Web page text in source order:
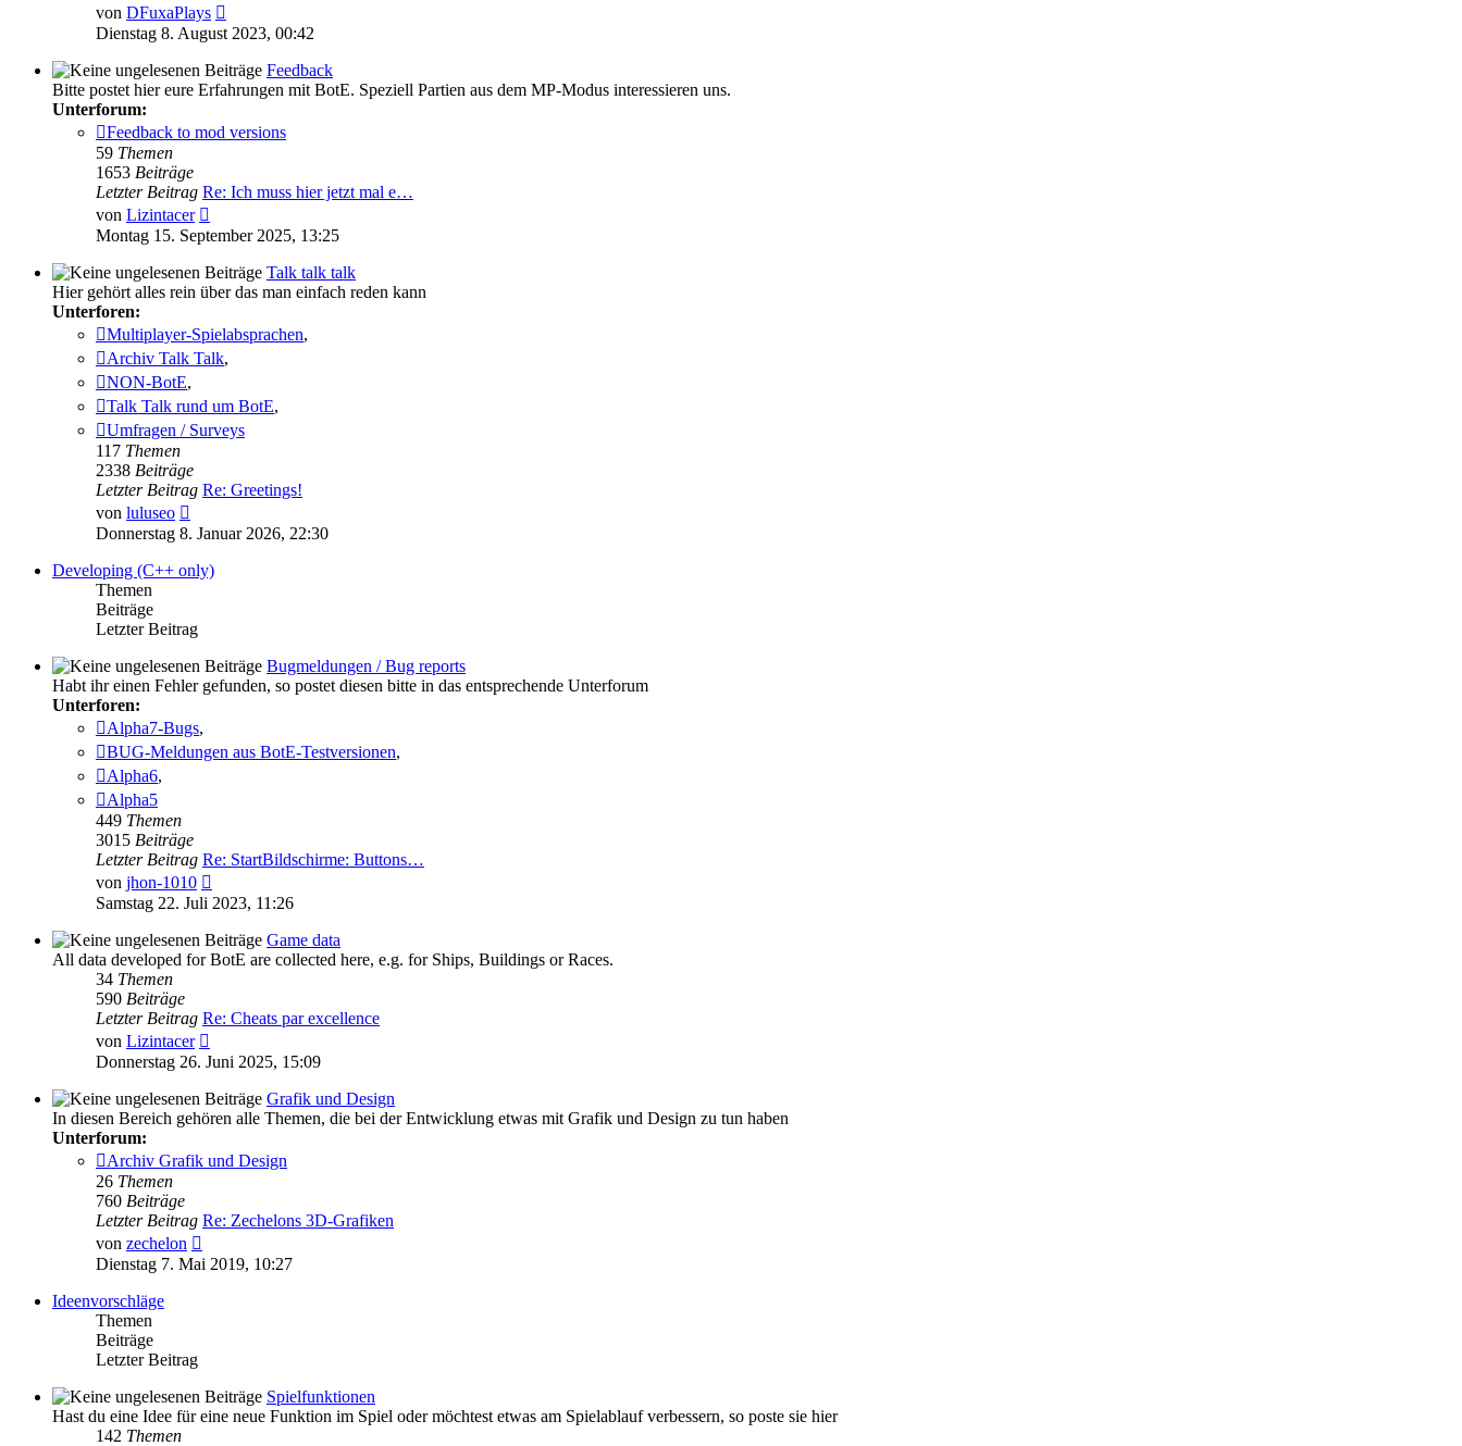
von DFuxaPlays
Beitrag
Dienstag 8. August 2023, 00:42
Feedback
Bitte postet hier eure Erfahrungen mit BotE. Speziell Partien aus dem MP-Modus interessieren uns.
Unterforum:
Feedback to mod versions
59 Themen
1653 Beiträge
Letzter Beitrag Re: Ich muss hier jetzt mal e…
von Lizintacer
Beitrag
Montag 15. September 2025, 13:25
Talk talk talk
Hier gehört alles rein über das man einfach reden kann
Unterforen:
Multiplayer-Spielabsprachen,
Archiv Talk Talk,
NON-BotE,
Talk Talk rund um BotE,
Umfragen / Surveys
117 Themen
2338 Beiträge
Letzter Beitrag Re: Greetings!
von luluseo
Beitrag
Donnerstag 8. Januar 2026, 22:30
Developing (C++ only)
Themen
Beiträge
Letzter Beitrag
Bugmeldungen / Bug reports
Habt ihr einen Fehler gefunden, so postet diesen bitte in das entsprechende Unterforum
Unterforen:
Alpha7-Bugs,
BUG-Meldungen aus BotE-Testversionen,
Alpha6,
Alpha5
449 Themen
3015 Beiträge
Letzter Beitrag Re: StartBildschirme: Buttons…
von jhon-1010
Beitrag
Samstag 22. Juli 2023, 11:26
Game data
All data developed for BotE are collected here, e.g. for Ships, Buildings or Races.
34 Themen
590 Beiträge
Letzter Beitrag Re: Cheats par excellence
von Lizintacer
Beitrag
Donnerstag 26. Juni 2025, 15:09
Grafik und Design
In diesen Bereich gehören alle Themen, die bei der Entwicklung etwas mit Grafik und Design zu tun haben
Unterforum:
Archiv Grafik und Design
26 Themen
760 Beiträge
Letzter Beitrag Re: Zechelons 3D-Grafiken
von zechelon
Beitrag
Dienstag 7. Mai 2019, 10:27
Ideenvorschläge
Themen
Beiträge
Letzter Beitrag
Spielfunktionen
Hast du eine Idee für eine neue Funktion im Spiel oder möchtest etwas am Spielablauf verbessern, so poste sie hier
142 Themen